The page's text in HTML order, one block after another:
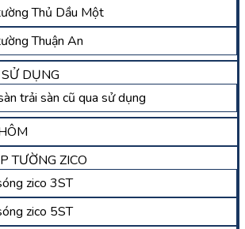
Thủ Dầu Một
Thuận An
DỤNG
trải sàn cũ qua sử dụng
TƯỜNG ZICO
zico 3ST
zico 5ST